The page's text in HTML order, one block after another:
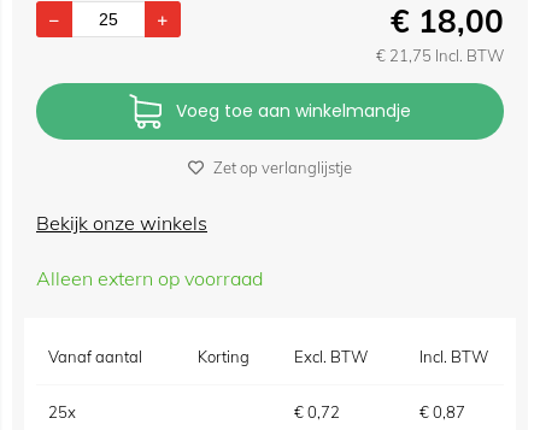
€ 18,00
€ 21,75 Incl. BTW
Voeg toe aan winkelmandje
Zet op verlanglijstje
Bekijk onze winkels
Alleen extern op voorraad
Vanaf aantal Korting Excl. BTW Incl. BTW
25x €0,72 €0,87